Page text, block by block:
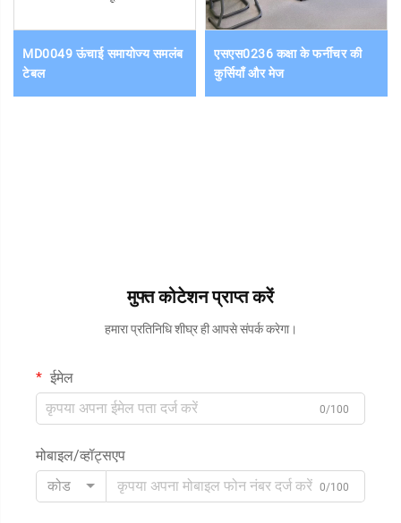
MD0049 ऊंचाई समायोज्य समलंब
टेबल
एसएस0236 कक्षा के फर्नीचर की
कुर्सियाँ और मेज
मुफ्त कोटेशन प्राप्त करें
हमारा प्रतिनिधि शीघ्र ही आपसे संपर्क करेगा।
ईमेल
0/100
मोबाइल/व्हॉट्सएप
कोड
0/100